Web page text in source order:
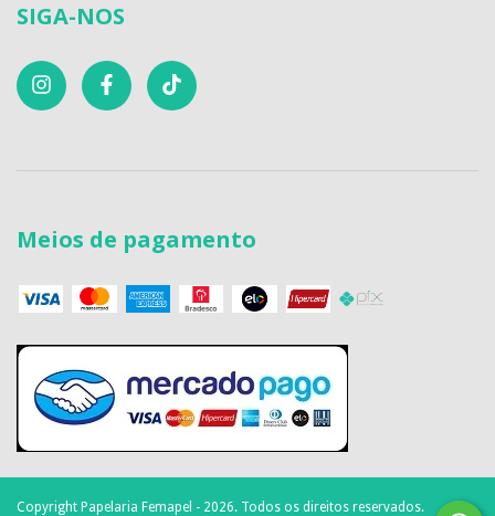
SIGA-NOS
Meios de pagamento
Copyright Papelaria Femapel - 2026. Todos os direitos reservados.